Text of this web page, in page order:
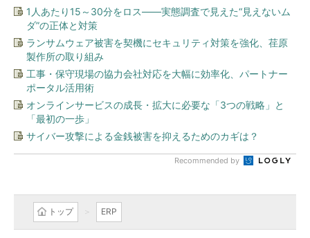
1人あたり15～30分をロス――実態調査で見えた“見えないム
ダ”の正体と対策
ランサムウェア被害を契機にセキュリティ対策を強化、荏原
製作所の取り組み
工事・保守現場の協力会社対応を大幅に効率化、パートナー
ポータル活用術
オンラインサービスの成長・拡大に必要な「3つの戦略」と
「最初の一歩」
サイバー攻撃による金銭被害を抑えるためのカギは？
Recommended by
トップ ERP